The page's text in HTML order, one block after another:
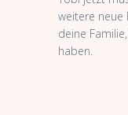
weitere neue
deine
haben.